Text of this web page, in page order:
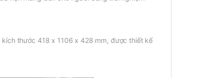
kích thước 418 x 1106 x 428 mm, được thiết kế